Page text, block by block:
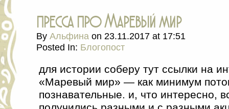
пресса про Маревый мир
By Альфина on 23.11.2017 at 17:51
Posted In: Блогопост
для истории соберу тут ссылки на
«Маревый мир» — как минимум
познавательные. и, что интересно,